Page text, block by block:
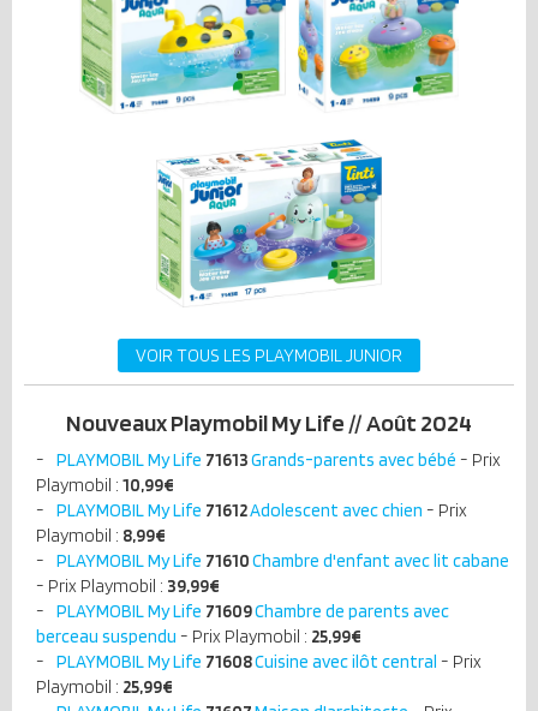
VOIR TOUS LES PLAYMOBIL JUNIOR
Nouveaux Playmobil My Life // Août 2024
PLAYMOBIL My Life 71613Grands-parents avec bébé - Prix
Playmobil : 10,99€
PLAYMOBIL My Life 71612Adolescent avec chien - Prix
Playmobil : 8,99€
PLAYMOBIL My Life 71610Chambre d'enfant avec lit cabane
- Prix Playmobil : 39,99€
PLAYMOBIL My Life 71609Chambre de parents avec
berceau suspendu - Prix Playmobil : 25,99€
PLAYMOBIL My Life 71608Cuisine avec ilôt central - Prix
Playmobil : 25,99€